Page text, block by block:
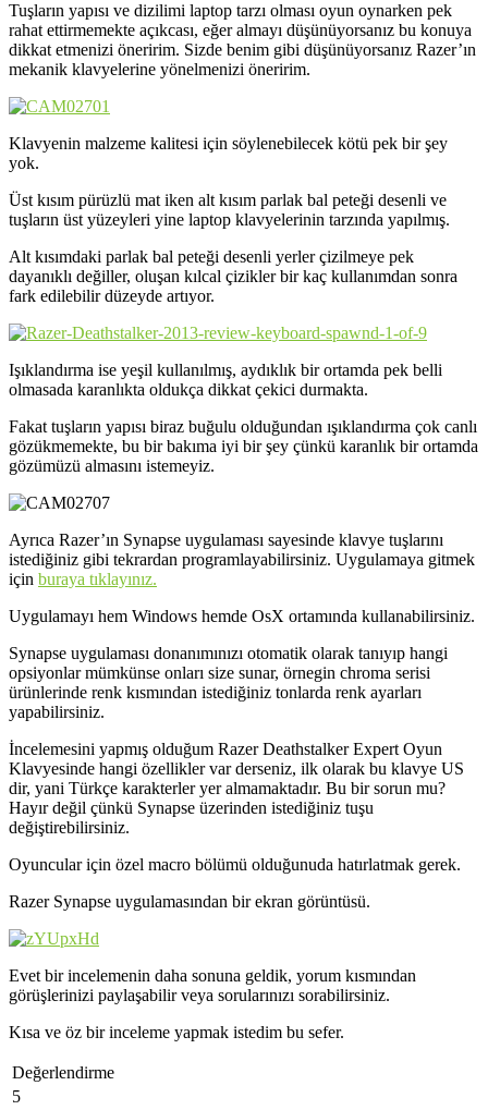
Tuşların yapısı ve dizilimi laptop tarzı olması oyun oynarken pek
rahat ettirmemekte açıkcası, eğer almayı düşünüyorsanız bu konuya
dikkat etmenizi öneririm. Sizde benim gibi düşünüyorsanız Razer’ın
mekanik klavyelerine yönelmenizi öneririm.
Klavyenin malzeme kalitesi için söylenebilecek kötü pek bir şey
yok.
Üst kısım pürüzlü mat iken alt kısım parlak bal peteği desenli ve
tuşların üst yüzeyleri yine laptop klavyelerinin tarzında yapılmış.
Alt kısımdaki parlak bal peteği desenli yerler çizilmeye pek
dayanıklı değiller, oluşan kılcal çizikler bir kaç kullanımdan sonra
fark edilebilir düzeyde artıyor.
Işıklandırma ise yeşil kullanılmış, aydıklık bir ortamda pek belli
olmasada karanlıkta oldukça dikkat çekici durmakta.
Fakat tuşların yapısı biraz buğulu olduğundan ışıklandırma çok canlı
gözükmemekte, bu bir bakıma iyi bir şey çünkü karanlık bir ortamda
gözümüzü almasını istemeyiz.
Ayrıca Razer’ın Synapse uygulaması sayesinde klavye tuşlarını
istediğiniz gibi tekrardan programlayabilirsiniz. Uygulamaya gitmek
için buraya tıklayınız.
Uygulamayı hem Windows hemde OsX ortamında kullanabilirsiniz.
Synapse uygulaması donanımınızı otomatik olarak tanıyıp hangi
opsiyonlar mümkünse onları size sunar, örnegin chroma serisi
ürünlerinde renk kısmından istediğiniz tonlarda renk ayarları
yapabilirsiniz.
İncelemesini yapmış olduğum Razer Deathstalker Expert Oyun
Klavyesinde hangi özellikler var derseniz, ilk olarak bu klavye US
dir, yani Türkçe karakterler yer almamaktadır. Bu bir sorun mu?
Hayır değil çünkü Synapse üzerinden istediğiniz tuşu
değiştirebilirsiniz.
Oyuncular için özel macro bölümü olduğunuda hatırlatmak gerek.
Razer Synapse uygulamasından bir ekran görüntüsü.
Evet bir incelemenin daha sonuna geldik, yorum kısmından
görüşlerinizi paylaşabilir veya sorularınızı sorabilirsiniz.
Kısa ve öz bir inceleme yapmak istedim bu sefer.
Değerlendirme
5